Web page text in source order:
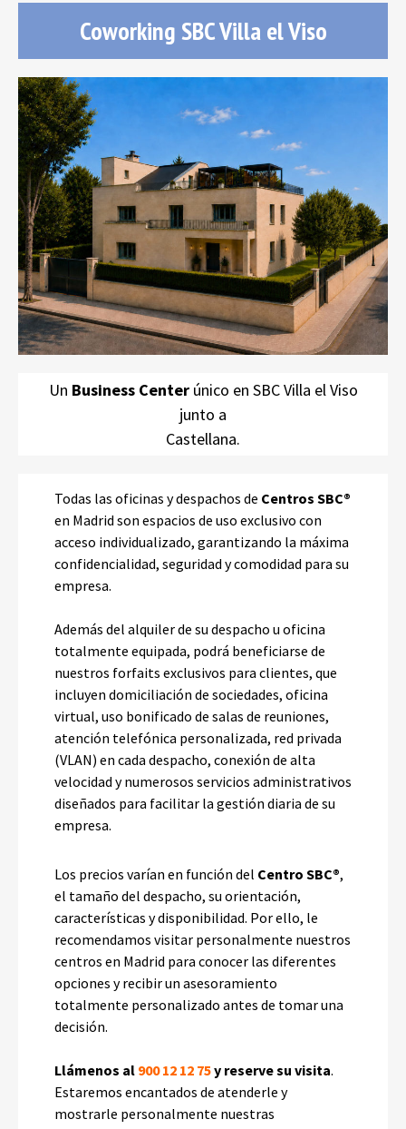
Coworking SBC Villa el Viso
Coworking SBC Villa el Viso
18 Despachos
exteriores en un chalet exclusivo junto a la
Castellana
Un Business Centerúnico en SBC Villa el Viso
junto a
Castellana.
Todas las oficinas y despachos de Centros SBC®
en Madrid son espacios de uso exclusivo con
acceso individualizado, garantizando la máxima
confidencialidad, seguridad y comodidad para su
empresa.
Además del alquiler de su despacho u oficina
totalmente equipada, podrá beneficiarse de
nuestros forfaits exclusivos para clientes, que
incluyen domiciliación de sociedades, oficina
virtual, uso bonificado de salas de reuniones,
atención telefónica personalizada, red privada
(VLAN) en cada despacho, conexión de alta
velocidad y numerosos servicios administrativos
diseñados para facilitar la gestión diaria de su
empresa.
Los precios varían en función del Centro SBC®,
el tamaño del despacho, su orientación,
características y disponibilidad. Por ello, le
recomendamos visitar personalmente nuestros
centros en Madrid para conocer las diferentes
opciones y recibir un asesoramiento
totalmente personalizado antes de tomar una
decisión.
Llámenos al 900 12 12 75y reserve su visita.
Estaremos encantados de atenderle y
mostrarle personalmente nuestras